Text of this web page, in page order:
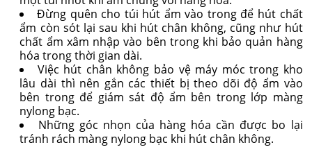
Đừng quên cho túi hút ẩm vào trong để hút chất
ẩm còn sót lại sau khi hút chân không, cũng như hút
chất ẩm xâm nhập vào bên trong khi bảo quản hàng
hóa trong thời gian dài.
Việc hút chân không bảo vệ máy móc trong kho
lâu dài thì nên gắn các thiết bị theo dõi độ ẩm vào
bên trong để giám sát độ ẩm bên trong lớp màng
nylong bạc.
Những góc nhọn của hàng hóa cần được bo lại
tránh rách màng nylong bạc khi hút chân không.